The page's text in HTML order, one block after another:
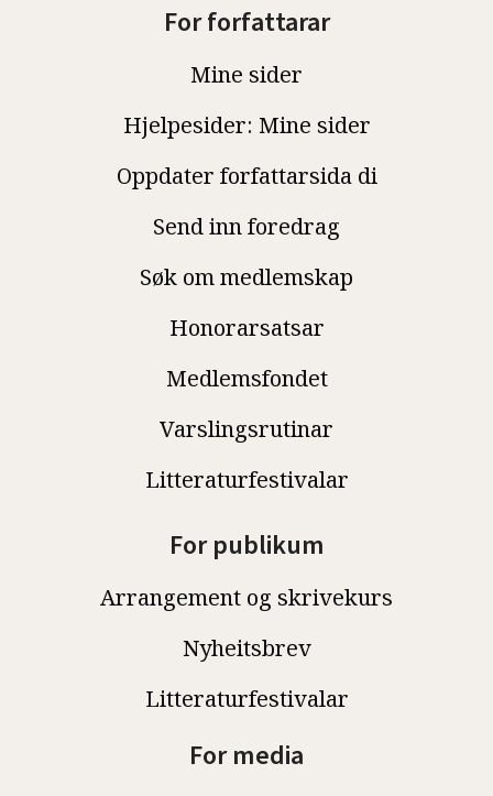
For forfattarar
Mine sider
Hjelpesider: Mine sider
Oppdater forfattarsida di
Send inn foredrag
Søk om medlemskap
Honorarsatsar
Medlemsfondet
Varslingsrutinar
Litteraturfestivalar
For publikum
Arrangement og skrivekurs
Nyheitsbrev
Litteraturfestivalar
For media